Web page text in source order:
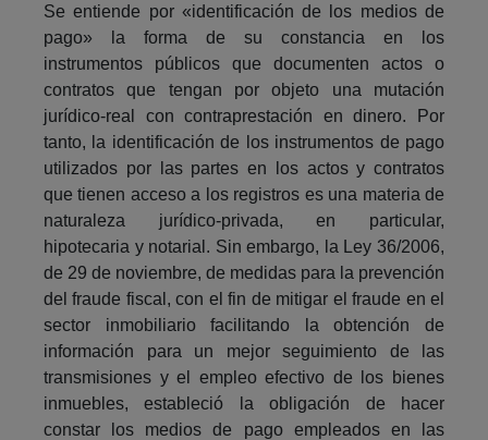
Se entiende por «identificación de los medios de
pago» la forma de su constancia en los
instrumentos públicos que documenten actos o
contratos que tengan por objeto una mutación
jurídico-real con contraprestación en dinero. Por
tanto, la identificación de los instrumentos de pago
utilizados por las partes en los actos y contratos
que tienen acceso a los registros es una materia de
naturaleza jurídico-privada, en particular,
hipotecaria y notarial. Sin embargo, la Ley 36/2006,
de 29 de noviembre, de medidas para la prevención
del fraude fiscal, con el fin de mitigar el fraude en el
sector inmobiliario facilitando la obtención de
información para un mejor seguimiento de las
transmisiones y el empleo efectivo de los bienes
inmuebles, estableció la obligación de hacer
constar los medios de pago empleados en las